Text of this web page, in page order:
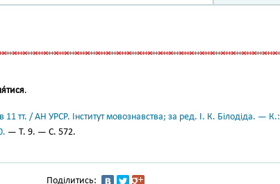
.
11 тт. / АН УРСР. Інститут мовознавства; за ред. І. К. Білодіда. — К.:
— Т. 9. — С. 572.
Поділитись: